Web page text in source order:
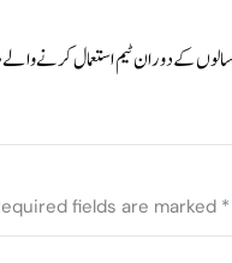
کے دوران ٹیم استعمال کرنے
fields are marked *